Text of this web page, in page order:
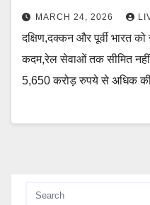
MARCH 24, 2026
दक्षिण,दक्कन और पूर्वी भारत
कदम,रेल सेवाओं तक सीमित
5,650 करोड़ रुपये से अधिक की